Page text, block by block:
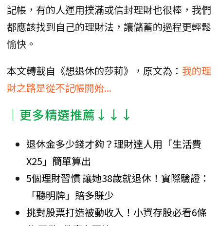
記帳，有的人運用撲滿或信封理財也很棒，我們
都應該找到自己的理財法，讓儲蓄的過程更輕鬆
愉快。
本文轉載自《想退休的莎莉》，原文為： 我的理
財之路是從不記帳開始...
│更多精選推薦↓↓↓
退休金多少錢才夠？理財達人用「生活費
X25」簡單算出
5個理財習慣 讓她38歲就退休！實際驗證：
「聽明牌」賠多賺少
挑對股票打造被動收入！小資存股必看6條